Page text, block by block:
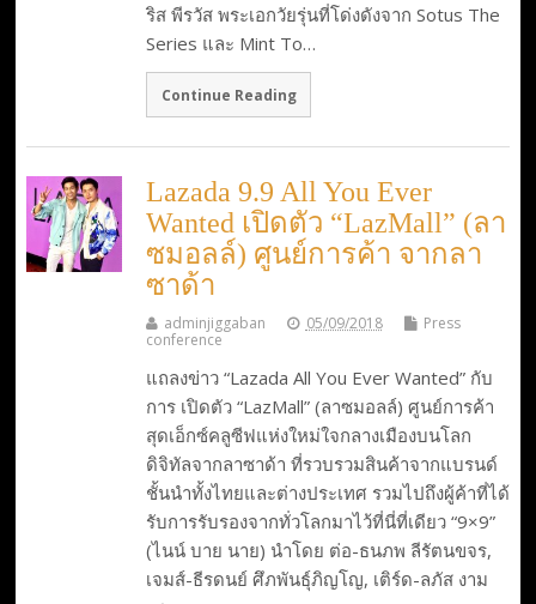
ริส พีรวัส พระเอกวัยรุ่นที่โด่งดังจาก Sotus The
Series และ Mint To…
Continue Reading
Lazada 9.9 All You Ever
Wanted เปิดตัว “LazMall” (ลา
ซมอลล์) ศูนย์การค้า จากลา
ซาด้า
adminjiggaban 05/09/2018
Press
conference
แถลงข่าว “Lazada All You Ever Wanted” กับ
การ เปิดตัว “LazMall” (ลาซมอลล์) ศูนย์การค้า
สุดเอ็กซ์คลูซีฟแห่งใหม่ใจกลางเมืองบนโลก
ดิจิทัลจากลาซาด้า ที่รวบรวมสินค้าจากแบรนด์
ชั้นนำทั้งไทยและต่างประเทศ รวมไปถึงผู้ค้าที่ได้
รับการรับรองจากทั่วโลกมาไว้ที่นี่ที่เดียว “9×9”
(ไนน์ บาย นาย) นำโดย ต่อ-ธนภพ ลีรัตนขจร,
เจมส์-ธีรดนย์ ศึภพันธุ์ภิญโญ, เติร์ด-ลภัส งาม